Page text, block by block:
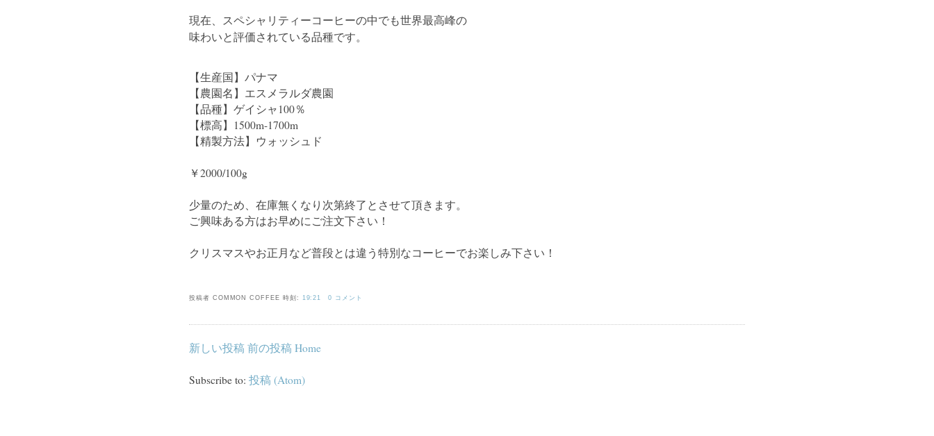
現在、スペシャリティーコーヒーの中でも世界最高峰の
味わいと評価されている品種です。
【生産国】パナマ
【農園名】エスメラルダ農園
【品種】ゲイシャ100％
【標高】1500m-1700m
【精製方法】ウォッシュド
￥2000/100g
少量のため、在庫無くなり次第終了とさせて頂きます。
ご興味ある方はお早めにご注文下さい！
クリスマスやお正月など普段とは違う特別なコーヒーでお楽しみ下さい！
投稿者 COMMON COFFEE 時刻: 19:21 0 コメント
新しい投稿 前の投稿 Home
Subscribe to: 投稿 (Atom)